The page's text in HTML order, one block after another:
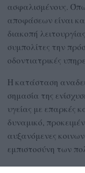
ασφαλισμένους.
αποφάσεων είναι
διακοπή
συμπολίτες την
οδοντιατρικές
Η κατάσταση
σημασία της
υγείας με επαρκές
δυναμικό,
αυξανόμενες
εμπιστοσύνη των